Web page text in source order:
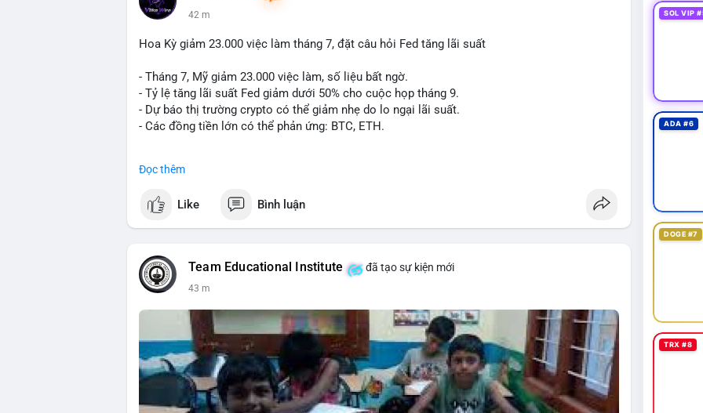
42 m
Hoa Kỳ giảm 23.000 việc làm tháng 7, đặt câu hỏi Fed tăng lãi suất
- Tháng 7, Mỹ giảm 23.000 việc làm, số liệu bất ngờ.
- Tỷ lệ tăng lãi suất Fed giảm dưới 50% cho cuộc họp tháng 9.
- Dự báo thị trường crypto có thể giảm nhẹ do lo ngại lãi suất.
- Các đồng tiền lớn có thể phản ứng: BTC, ETH.
#vlikevn #titanbot
📰 Nguồn: CoinDesk
Đọc thêm
Like Bình luận
Team Educational Institute đã tạo sự kiện mới
43 m
SOL VIP
ADA #6
DOGE #7
TRX #8